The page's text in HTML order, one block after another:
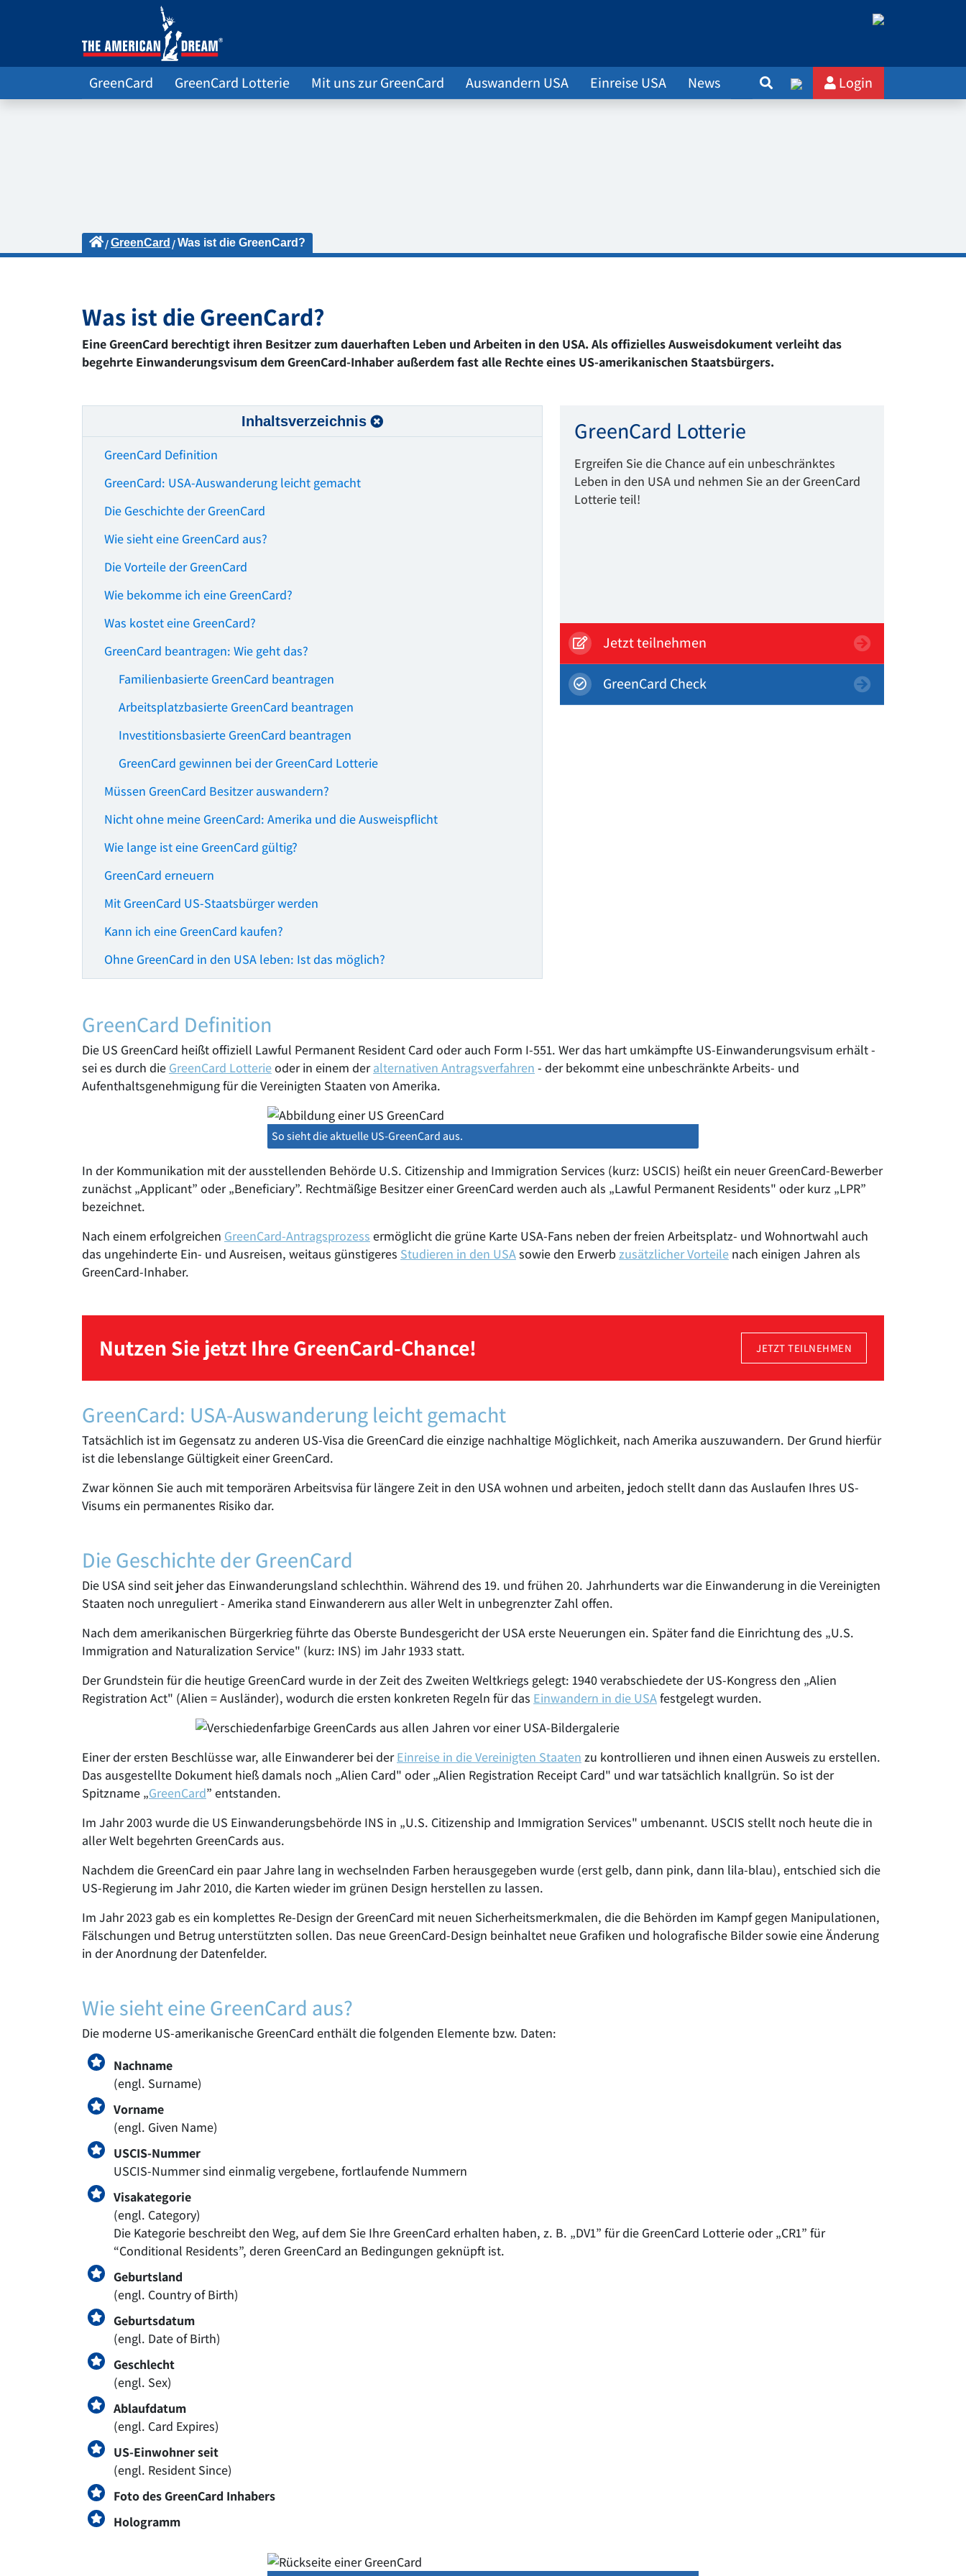
GreenCard GreenCard Lotterie Mit uns zur GreenCard Auswandern USA Einreise USA News Login
GreenCard Was ist die GreenCard?
Was ist die GreenCard?
Eine GreenCard berechtigt ihren Besitzer zum dauerhaften Leben und Arbeiten in den USA. Als offizielles Ausweisdokument verleiht das
begehrte Einwanderungsvisum dem GreenCard-Inhaber außerdem fast alle Rechte eines US-amerikanischen Staatsbürgers.
Inhaltsverzeichnis
GreenCard Definition
GreenCard: USA-Auswanderung leicht gemacht
Die Geschichte der GreenCard
Wie sieht eine GreenCard aus?
Die Vorteile der GreenCard
Wie bekomme ich eine GreenCard?
Was kostet eine GreenCard?
GreenCard beantragen: Wie geht das?
Familienbasierte GreenCard beantragen
Arbeitsplatzbasierte GreenCard beantragen
Investitionsbasierte GreenCard beantragen
GreenCard gewinnen bei der GreenCard Lotterie
Müssen GreenCard Besitzer auswandern?
Nicht ohne meine GreenCard: Amerika und die Ausweispflicht
Wie lange ist eine GreenCard gültig?
GreenCard erneuern
Mit GreenCard US-Staatsbürger werden
Kann ich eine GreenCard kaufen?
Ohne GreenCard in den USA leben: Ist das möglich?
GreenCard Lotterie
Ergreifen Sie die Chance auf ein unbeschränktes
Leben in den USA und nehmen Sie an der GreenCard
Lotterie teil!
Jetzt teilnehmen
GreenCard Check
GreenCard Definition
Die US GreenCard heißt offiziell Lawful Permanent Resident Card oder auch Form I-551. Wer das hart umkämpfte US-Einwanderungsvisum erhält -
sei es durch die GreenCard Lotterieoder in einem deralternativen Antragsverfahren - der bekommt eine unbeschränkte Arbeits- und
Aufenthaltsgenehmigung für die Vereinigten Staaten von Amerika.
So sieht die aktuelle US-GreenCard aus.
In der Kommunikation mit der ausstellenden Behörde U.S. Citizenship and Immigration Services (kurz: USCIS) heißt ein neuer GreenCard-Bewerber
zunächst „Applicant” oder „Beneficiary”. Rechtmäßige Besitzer einer GreenCard werden auch als „Lawful Permanent Residents" oder kurz „LPR”
bezeichnet.
Nach einem erfolgreichen GreenCard-Antragsprozess ermöglicht die grüne Karte USA-Fans neben der freien Arbeitsplatz- und Wohnortwahl auch
das ungehinderte Ein- und Ausreisen, weitaus günstigeres Studieren in den USAsowie den Erwerbzusätzlicher Vorteile nach einigen Jahren als
GreenCard-Inhaber.
Nutzen Sie jetzt Ihre GreenCard-Chance! JETZT TEILNEHMEN
GreenCard: USA-Auswanderung leicht gemacht
Tatsächlich ist im Gegensatz zu anderen US-Visa die GreenCard die einzige nachhaltige Möglichkeit, nach Amerika auszuwandern. Der Grund hierfür
ist die lebenslange Gültigkeit einer GreenCard.
Zwar können Sie auch mit temporären Arbeitsvisa für längere Zeit in den USA wohnen und arbeiten, jedoch stellt dann das Auslaufen Ihres US-
Visums ein permanentes Risiko dar.
Die Geschichte der GreenCard
Die USA sind seit jeher das Einwanderungsland schlechthin. Während des 19. und frühen 20. Jahrhunderts war die Einwanderung in die Vereinigten
Staaten noch unreguliert - Amerika stand Einwanderern aus aller Welt in unbegrenzter Zahl offen.
Nach dem amerikanischen Bürgerkrieg führte das Oberste Bundesgericht der USA erste Neuerungen ein. Später fand die Einrichtung des „U.S.
Immigration and Naturalization Service" (kurz: INS) im Jahr 1933 statt.
Der Grundstein für die heutige GreenCard wurde in der Zeit des Zweiten Weltkriegs gelegt: 1940 verabschiedete der US-Kongress den „Alien
Registration Act" (Alien = Ausländer), wodurch die ersten konkreten Regeln für das Einwandern in die USAfestgelegt wurden.
Einer der ersten Beschlüsse war, alle Einwanderer bei derEinreise in die Vereinigten Staaten zu kontrollieren und ihnen einen Ausweis zu erstellen.
Das ausgestellte Dokument hieß damals noch „Alien Card" oder „Alien Registration Receipt Card" und war tatsächlich knallgrün. So ist der
Spitzname „GreenCard” entstanden.
Im Jahr 2003 wurde die US Einwanderungsbehörde INS in „U.S. Citizenship and Immigration Services" umbenannt. USCIS stellt noch heute die in
aller Welt begehrten GreenCards aus.
Nachdem die GreenCard ein paar Jahre lang in wechselnden Farben herausgegeben wurde (erst gelb, dann pink, dann lila-blau), entschied sich die
US-Regierung im Jahr 2010, die Karten wieder im grünen Design herstellen zu lassen.
Im Jahr 2023 gab es ein komplettes Re-Design der GreenCard mit neuen Sicherheitsmerkmalen, die die Behörden im Kampf gegen Manipulationen,
Fälschungen und Betrug unterstützten sollen. Das neue GreenCard-Design beinhaltet neue Grafiken und holografische Bilder sowie eine Änderung
in der Anordnung der Datenfelder.
Wie sieht eine GreenCard aus?
Die moderne US-amerikanische GreenCard enthält die folgenden Elemente bzw. Daten:
Nachname
(engl. Surname)
Vorname
(engl. Given Name)
USCIS-Nummer
USCIS-Nummer sind einmalig vergebene, fortlaufende Nummern
Visakategorie
(engl. Category)
Die Kategorie beschreibt den Weg, auf dem Sie Ihre GreenCard erhalten haben, z. B. „DV1” für die GreenCard Lotterie oder „CR1” für
“Conditional Residents”, deren GreenCard an Bedingungen geknüpft ist.
Geburtsland
(engl. Country of Birth)
Geburtsdatum
(engl. Date of Birth)
Geschlecht
(engl. Sex)
Ablaufdatum
(engl. Card Expires)
US-Einwohner seit
(engl. Resident Since)
Foto des GreenCard Inhabers
Hologramm